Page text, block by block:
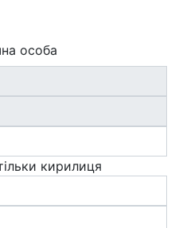
особа
кирилиця